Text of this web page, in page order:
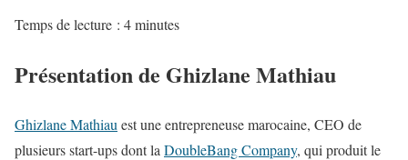
Temps de lecture : 4minutes
Présentation de Ghizlane Mathiau
Ghizlane Mathiau est une entrepreneuse marocaine, CEO de
plusieurs start-ups dont la DoubleBang Company, qui produit le